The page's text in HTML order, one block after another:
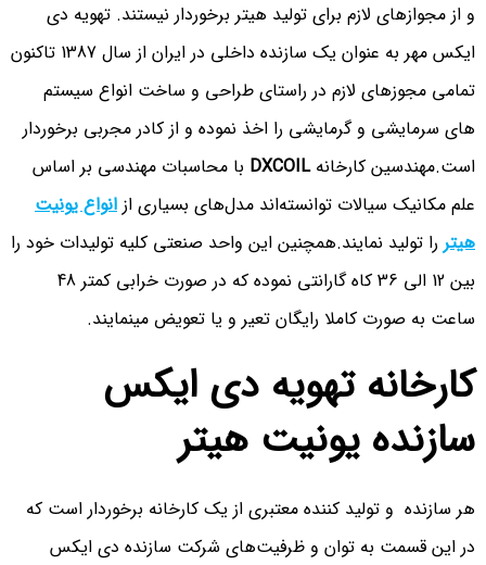
و از مجوازهای لازم برای تولید هیتر برخوردار نیستند. تهویه دی
ایکس مهر به عنوان یک سازنده داخلی در ایران از سال 1387 تاکنون
تمامی مجوزهای لازم در راستای طراحی و ساخت انواع سیستم
های سرمایشی و گرمایشی را اخذ نموده و از کادر مجربی برخوردار
است.مهندسین کارخانهDXCOIL با محاسبات مهندسی بر اساس
علم مکانیک سیالات توانسته‌اند مدل‎‌های بسیاری از
انواع یونیت
هیتر را تولید نمایند.همچنین این واحد صنعتی کلیه تولیدات خود را
بین 12 الی 36 کاه گارانتی نموده که در صورت خرابی کمتر 48
ساعت به صورت کاملا رایگان تعیر و یا تعویض مینمایند.
کارخانه تهویه دی ایکس
سازنده یونیت هیتر
هر سازنده و تولید کننده معتبری از یک کارخانه برخوردار است که
در این قسمت به توان و ظرفیت‌های شرکت سازنده دی ایکس